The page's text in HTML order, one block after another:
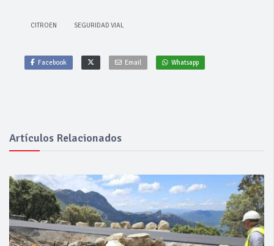
CITROEN SEGURIDAD VIAL
Facebook Email Whatsapp
Artículos Relacionados